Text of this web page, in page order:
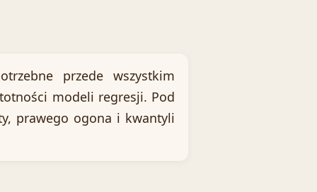
przede wszystkim
modeli regresji. Pod
prawego ogona i kwantyli